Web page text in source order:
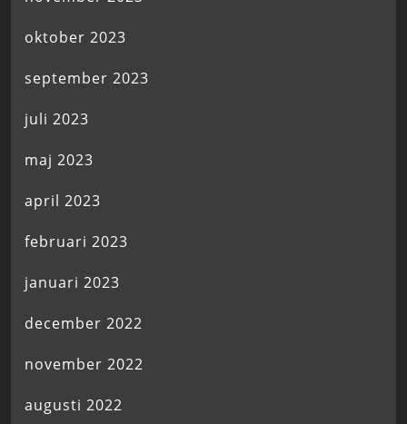
oktober 2023
september 2023
juli 2023
maj 2023
april 2023
februari 2023
januari 2023
december 2022
november 2022
augusti 2022